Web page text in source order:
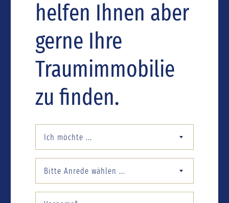
helfen Ihnen aber
gerne Ihre
Traumimmobilie
zu finden.
Ich möchte ...
Bitte Anrede wählen ...